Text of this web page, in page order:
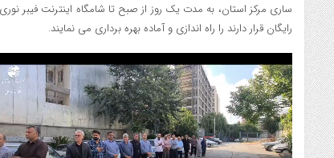
ساری مرکز استان، به مدت یک روز از صبح تا شامگاه اینترنت فیبر
رایگان قرار دارند را راه اندازی و آماده بهره برداری می نمایند.